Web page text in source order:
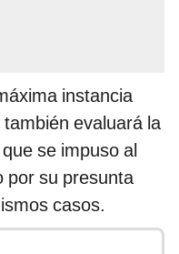
instancia
evaluará la
se impuso al
por su presunta
casos.